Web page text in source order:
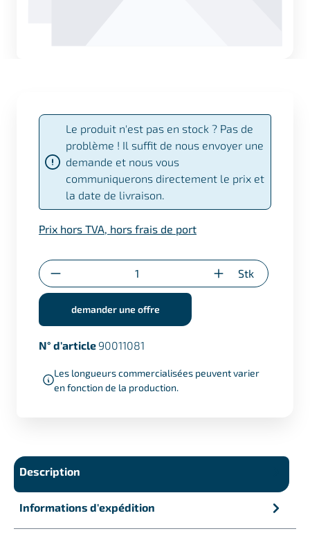
Le produit n'est pas en stock ? Pas de
problème ! Il suffit de nous envoyer une
demande et nous vous
communiquerons directement le prix et
la date de livraison.
Prix hors TVA, hors frais de port
Quantité Stk
demander une offre
N° d'article 90011081
Les longueurs commercialisées peuvent varier
en fonction de la production.
Description
Informations d'expédition